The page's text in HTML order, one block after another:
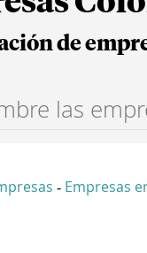
de
- Empresas